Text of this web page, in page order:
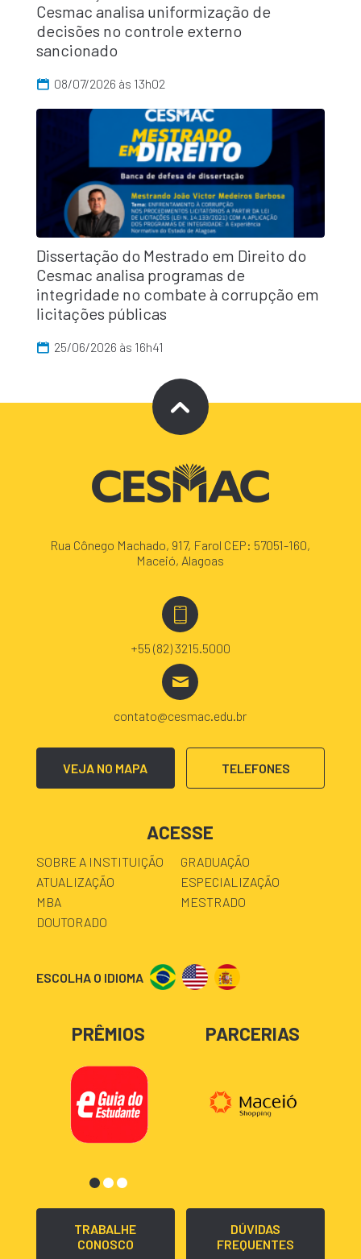
Cesmac analisa uniformização de
decisões no controle externo
sancionado
08/07/2026 às 13h02
Dissertação do Mestrado em Direito do
Cesmac analisa programas de
integridade no combate à corrupção em
licitações públicas
25/06/2026 às 16h41
Rua Cônego Machado, 917, Farol CEP: 57051-160,
Maceió, Alagoas
+55 (82) 3215.5000
contato@cesmac.edu.br
VEJA NO MAPA TELEFONES
ACESSE
SOBRE A INSTITUIÇÃO
GRADUAÇÃO
ATUALIZAÇÃO
ESPECIALIZAÇÃO
MBA
MESTRADO
DOUTORADO
ESCOLHA O IDIOMA
PRÊMIOS PARCERIAS
TRABALHE
CONOSCO
DÚVIDAS
FREQUENTES